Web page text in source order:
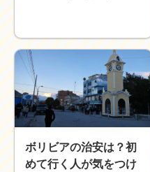
アフリカ
北・中南米
世界一周の準備
Web・ガジェット
スマホ・タブレット
ポケモンGO
ボリビアの治安は？初
めて行く人が気をつけ